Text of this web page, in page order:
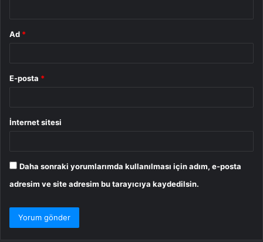
Ad *
E-posta *
İnternet sitesi
Daha sonraki yorumlarımda kullanılması için adım, e-posta
adresim ve site adresim bu tarayıcıya kaydedilsin.